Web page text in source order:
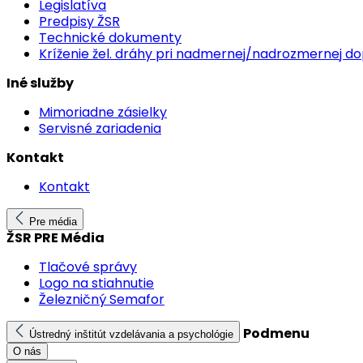
Legislatíva
Predpisy ŽSR
Technické dokumenty
Kríženie žel. dráhy pri nadmernej/nadrozmernej
Iné služby
Mimoriadne zásielky
Servisné zariadenia
Kontakt
Kontakt
Pre média
ŽSR PRE Média
Tlačové správy
Logo na stiahnutie
Železničný Semafor
Ústredný inštitút vzdelávania a psychológie Podmenu
O nás